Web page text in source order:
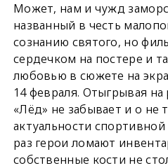
Может, нам и чужд
названный в честь
сознанию святого, но
сердечком на постере и
любовью в сюжете на
14 февраля. Отыгрывая
«Лёд» не забывает и о не
актуальности
раз герои ломают
собственные кости не